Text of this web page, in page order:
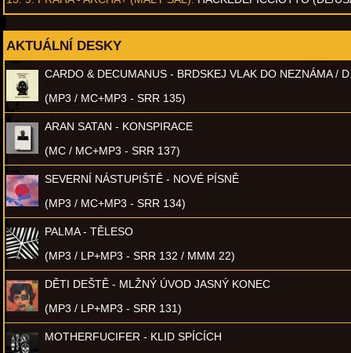
AKTUÁLNÍ DESKY
CARDO & DECUMANUS - BRDSKEJ VLAK DO NEZNÁMA /
(MP3 / MC+MP3 - SRR 135)
ARAN SATAN - KONSPIRACE
(MC / MC+MP3 - SRR 137)
SEVERNÍ NÁSTUPIŠTĚ - NOVÉ PÍSNĚ
(MP3 / MC+MP3 - SRR 134)
PALMA - TĚLESO
(MP3 / LP+MP3 - SRR 132 / MMM 22)
DĚTI DEŠTĚ - MLŽNÝ ÚVOD JASNÝ KONEC
(MP3 / LP+MP3 - SRR 131)
MOTHERFUCIFER - KLID SPÍCÍCH